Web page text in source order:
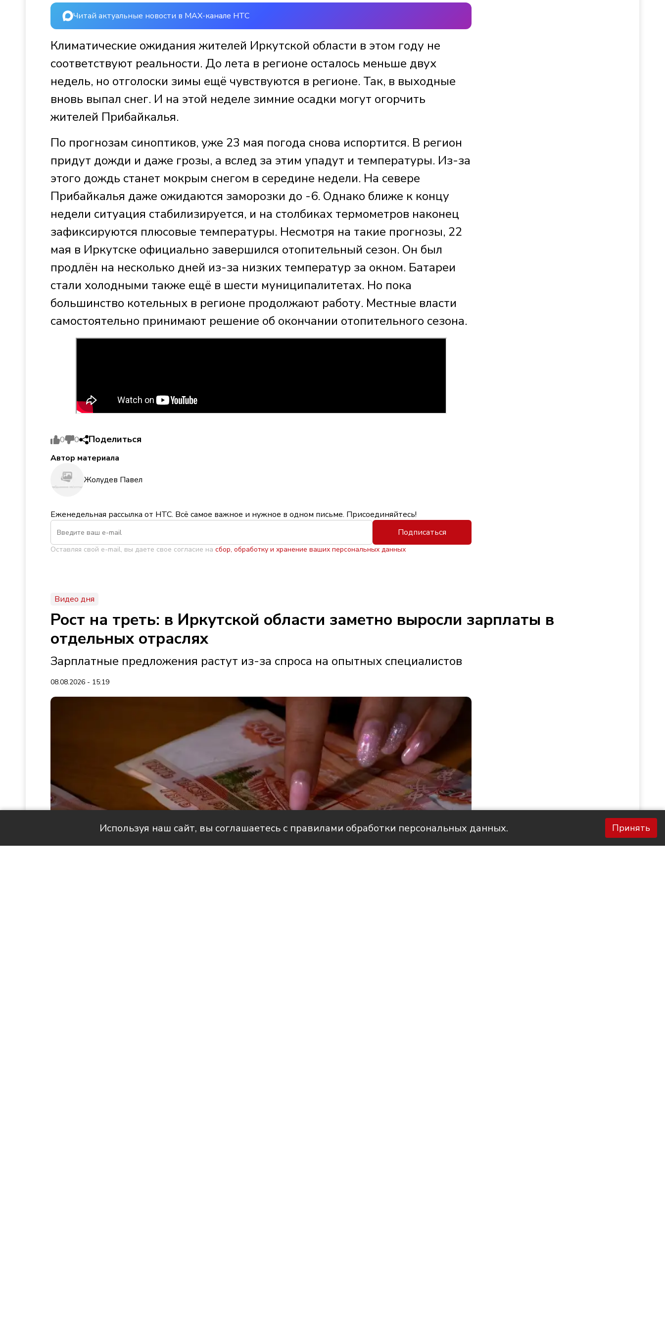
Читай актуальные новости в MAX-канале НТС
Климатические ожидания жителей Иркутской области в этом году не
соответствуют реальности. До лета в регионе осталось меньше двух
недель, но отголоски зимы ещё чувствуются в регионе. Так, в выходные
вновь выпал снег. И на этой неделе зимние осадки могут огорчить
жителей Прибайкалья.
По прогнозам синоптиков, уже 23 мая погода снова испортится. В регион
придут дожди и даже грозы, а вслед за этим упадут и температуры. Из-за
этого дождь станет мокрым снегом в середине недели. На севере
Прибайкалья даже ожидаются заморозки до -6. Однако ближе к концу
недели ситуация стабилизируется, и на столбиках термометров наконец
зафиксируются плюсовые температуры. Несмотря на такие прогнозы, 22
мая в Иркутске официально завершился отопительный сезон. Он был
продлён на несколько дней из-за низких температур за окном. Батареи
стали холодными также ещё в шести муниципалитетах. Но пока
большинство котельных в регионе продолжают работу. Местные власти
самостоятельно принимают решение об окончании отопительного сезона.
0 0 Поделиться
Автор материала
Жолудев Павел
Еженедельная рассылка от НТС. Всё самое важное и нужное в одном письме. Присоединяйтесь!
Подписаться
Оставляя свой e-mail, вы даете свое согласие на сбор, обработку и хранение ваших персональных данных
Видео дня
Рост на треть: в Иркутской области заметно выросли зарплаты в
отдельных отраслях
Зарплатные предложения растут из-за спроса на опытных специалистов
08.08.2026 - 15:19
Используя наш сайт, вы соглашаетесь с правилами обработки персональных данных. Принять